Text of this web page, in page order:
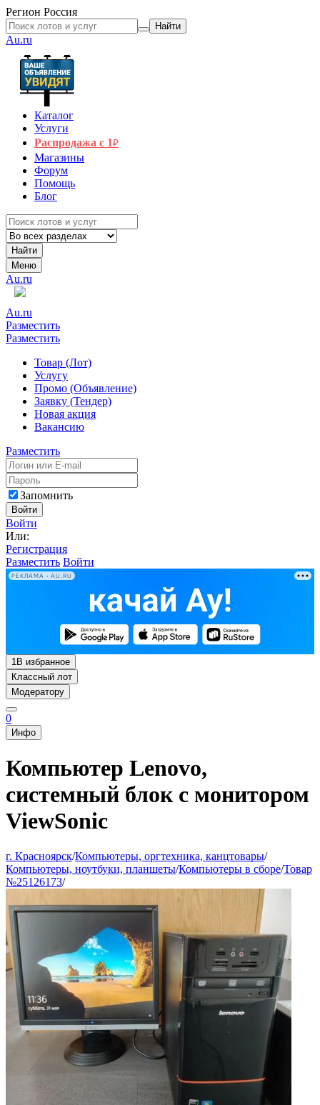
Регион Россия
Найти
Au.ru
Каталог
Услуги
Распродажа с 1₽
Магазины
Форум
Помощь
Блог
Найти
Меню
Au.ru
Au.ru
Разместить
Разместить
Товар (Лот)
Услугу
Промо (Объявление)
Заявку (Тендер)
Новая акция
Вакансию
Разместить
Запомнить
Войти
Войти
Или:
Регистрация
Разместить Войти
РЕКЛАМА • AU.RU
1В избранное
Классный лот
Модератору
0
Инфо
Компьютер Lenovo,
системный блок с монитором
ViewSonic
г. Красноярск/Компьютеры, оргтехника, канцтовары/
Компьютеры, ноутбуки, планшеты/Компьютеры в сборе/Товар
№25126173/